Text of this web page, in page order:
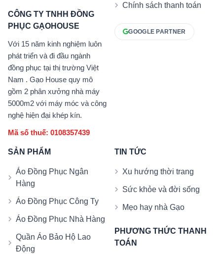
CÔNG TY TNHH ĐỒNG
PHỤC GẠOHOUSE
Với 15 năm kinh nghiệm luôn
phát triển và đi đầu ngành
đồng phục tại thị trường Việt
Nam . Gạo House quy mô
gồm 2 phân xưởng nhà máy
5000m2 với máy móc và công
nghệ hiện đại khép kín.
Mã số thuế: 0108357439
Chính sách thanh toán
GOOGLE PARTNER
SẢN PHẨM
Áo Đồng Phục Ngân
Hàng
Áo Đồng Phục Công Ty
Áo Đồng Phục Nhà Hàng
Quần Áo Bảo Hộ Lao
Động
TIN TỨC
Xu hướng thời trang
Sức khỏe và đời sống
Mẹo hay nhà Gạo
PHƯƠNG THỨC THANH
TOÁN